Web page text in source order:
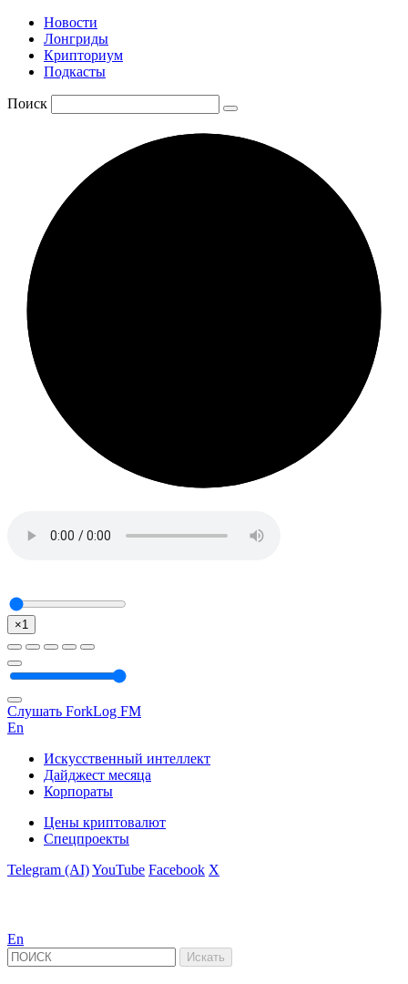
Новости
Лонгриды
Крипториум
Подкасты
Поиск
×1
Слушать ForkLog FM
En
Искусственный интеллект
Дайджест месяца
Корпораты
Цены криптовалют
Спецпроекты
Telegram (AI)YouTube Facebook X
En